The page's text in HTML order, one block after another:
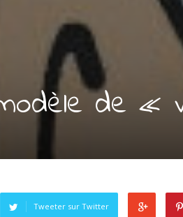
de «
Tweeter sur Twitter